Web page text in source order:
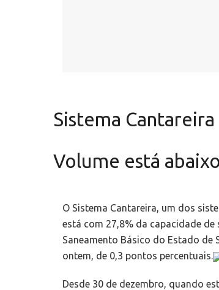
Sistema
Volume está
O Sistema Cantareira, um dos
está com 27,8% da capacidade
Saneamento Básico do Estado de
ontem, de 0,3 pontos percentuais.
Desde 30 de dezembro, quando